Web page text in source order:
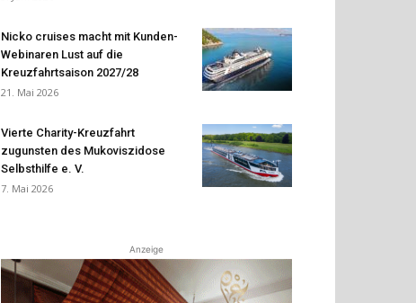
Nicko cruises macht mit Kunden-
Webinaren Lust auf die
Kreuzfahrtsaison 2027/28
21. Mai 2026
Vierte Charity-Kreuzfahrt
zugunsten des Mukoviszidose
Selbsthilfe e. V.
7. Mai 2026
Anzeige